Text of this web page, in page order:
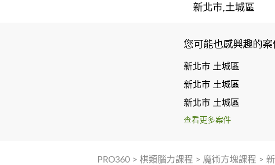
新北市,土城區
您可能也感興趣的案
新北市 土城區
新北市 土城區
新北市 土城區
查看更多案件
PRO360> 棋類腦力課程 > 魔術方塊課程 >